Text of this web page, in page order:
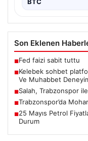
Son Eklenen
■Fed faizi sabit tuttu
■Kelebek sohbet
Ve Muhabbet
■Salah, Trabzonspor
■Trabzonspor’da
■25 Mayıs Petrol
Durum